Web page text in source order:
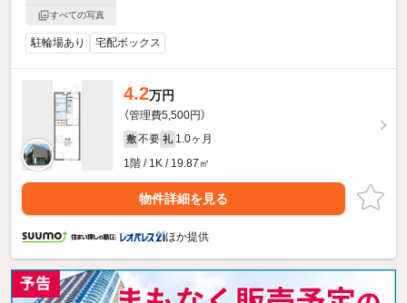
すべての写真
駐輪場あり 宅配ボックス
4.2万円
（管理費5,500円）
敷 不要 礼 1.0ヶ月
1階 / 1K / 19.87㎡
物件詳細を見る
ほか提供